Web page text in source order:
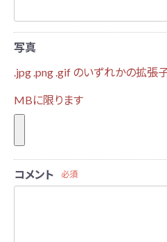
写真
.jpg .png .gif のいずれかの拡張
MBに限ります
コメント 必須